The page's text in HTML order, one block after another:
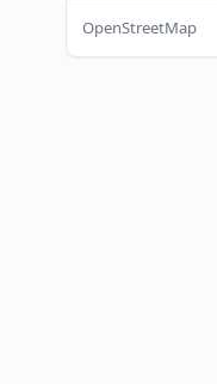
OpenStreetMap